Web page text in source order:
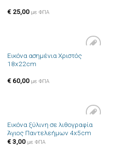
€25,00 με ΦΠΑ
Πρόσθήκη
Εικόνα ασημένια Χριστός
18x22cm
€60,00 με ΦΠΑ
Πρόσθήκη
στην λίστα
Εικόνα ξύλινη σε λιθογραφία
Άγιος Παντελεήμων 4x5cm
€3,00 με ΦΠΑ